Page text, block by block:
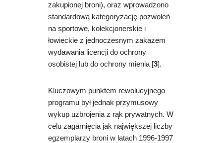
zakupionej broni), oraz wprowadzono
standardową kategoryzację pozwoleń
na sportowe, kolekcjonerskie i
łowieckie z jednoczesnym zakazem
wydawania licencji do ochrony
osobistej lub do ochrony mienia [3].
Kluczowym punktem rewolucyjnego
programu był jednak przymusowy
wykup uzbrojenia z rąk prywatnych. W
celu zagarnięcia jak największej liczby
egzemplarzy broni w latach 1996-1997